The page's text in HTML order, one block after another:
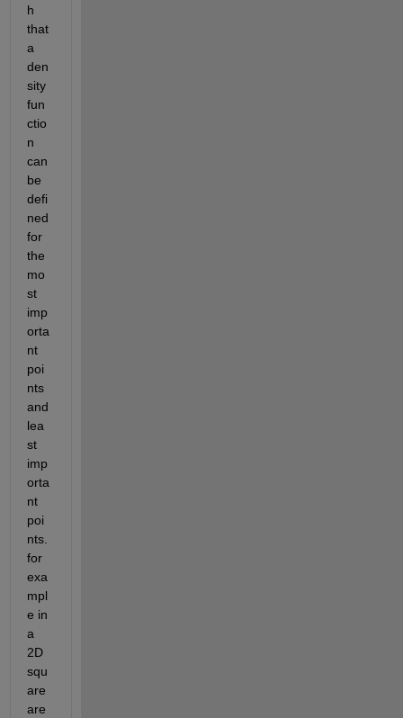
h
that
a
den
sity
fun
ctio
n
can
be
defi
ned
for
the
mo
st
imp
orta
nt
poi
nts
and
lea
st
imp
orta
nt
poi
nts.
for
exa
mpl
e in
a
2D
squ
are
are